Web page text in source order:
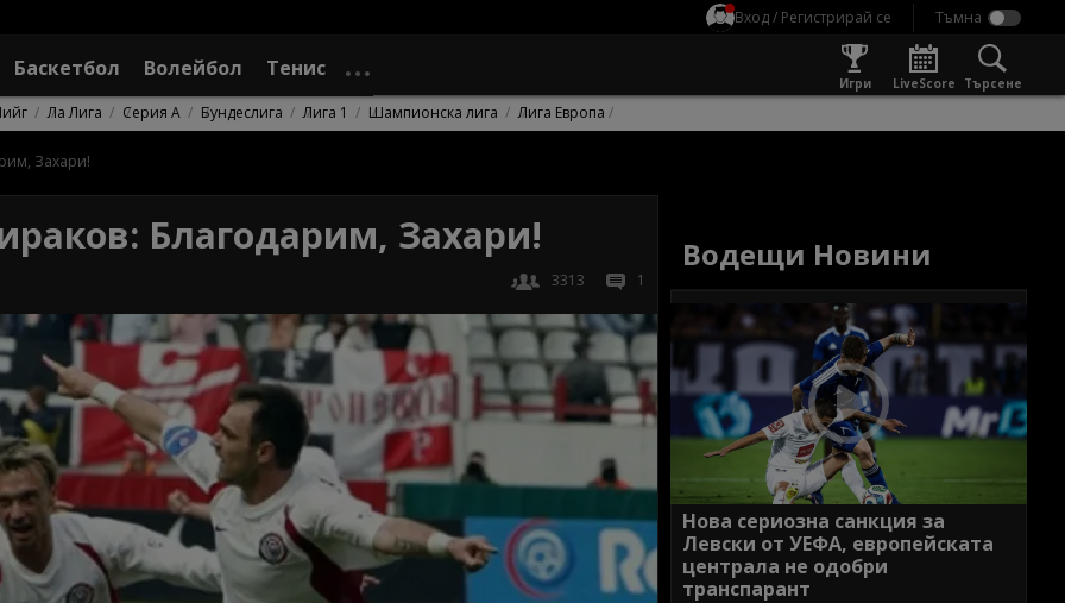
Вход / Регистрирай се
Баскетбол Волейбол Тенис
Игри LiveScore Търсене
Ла Лига Серия А Бундеслига Лига 1 Шампионска лига Лига Европа
Захари!
Благодарим, Захари!
3313 1
Водещи Новини
Нова сериозна санкция за
Левски от УЕФА, европейската
централа не одобри
транспарант